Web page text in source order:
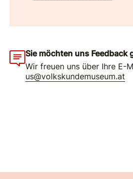
Sie möchten uns Feedback
Wir freuen uns über Ihre E-
us@volkskundemuseum.at